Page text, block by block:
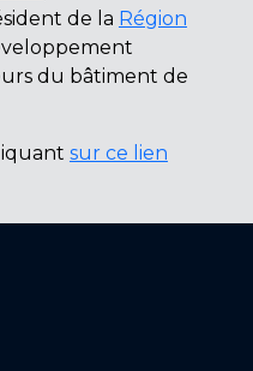
de la Région
du bâtiment de
sur ce lien